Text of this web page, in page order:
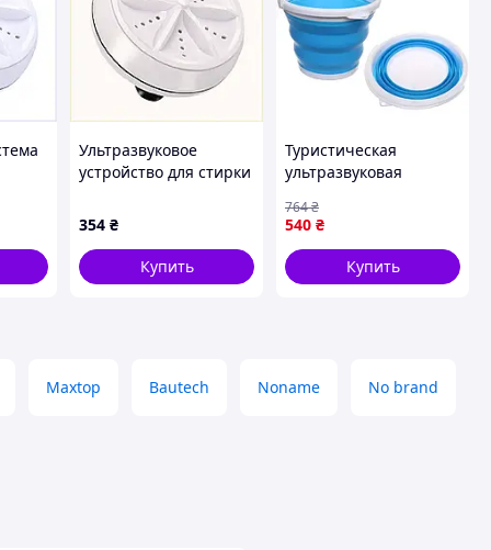
Ультразвуковое
устройство для стирки
T851H5850
354 ₴
Купить
Туристическая
ультразвуковая
стиральная машинка
Turbine Wash
Ultrasonic + ведро
(1857390621)
540 ₴
764₴
Купить
Maxtop Bautech Noname No brand